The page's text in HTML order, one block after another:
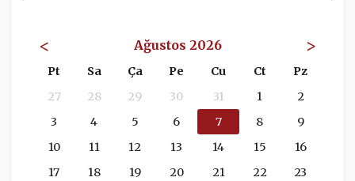
< Ağustos 2026 >
Pt Sa Ça Pe Cu Ct
Pz
27
28 29 30 31 1
2
3
4 5 6 7 8
9
10
11 12 13 14 15
16
17
18 19 20 21 22
23